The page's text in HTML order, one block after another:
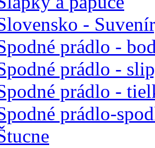
-
prádlo -
prádlo -
prádlo -
prádlo-